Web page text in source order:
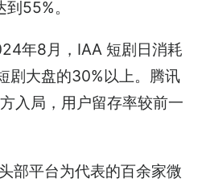
55%。
年8月，IAA 短剧日消耗
剧大盘的30%以上。腾讯
入局，用户留存率较前一
部平台为代表的百余家微